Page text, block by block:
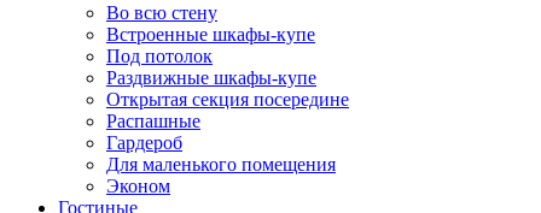
Во всю стену
Встроенные шкафы-купе
Под потолок
Раздвижные шкафы-купе
Открытая секция посередине
Распашные
Гардероб
Для маленького помещения
Эконом
Гостиные